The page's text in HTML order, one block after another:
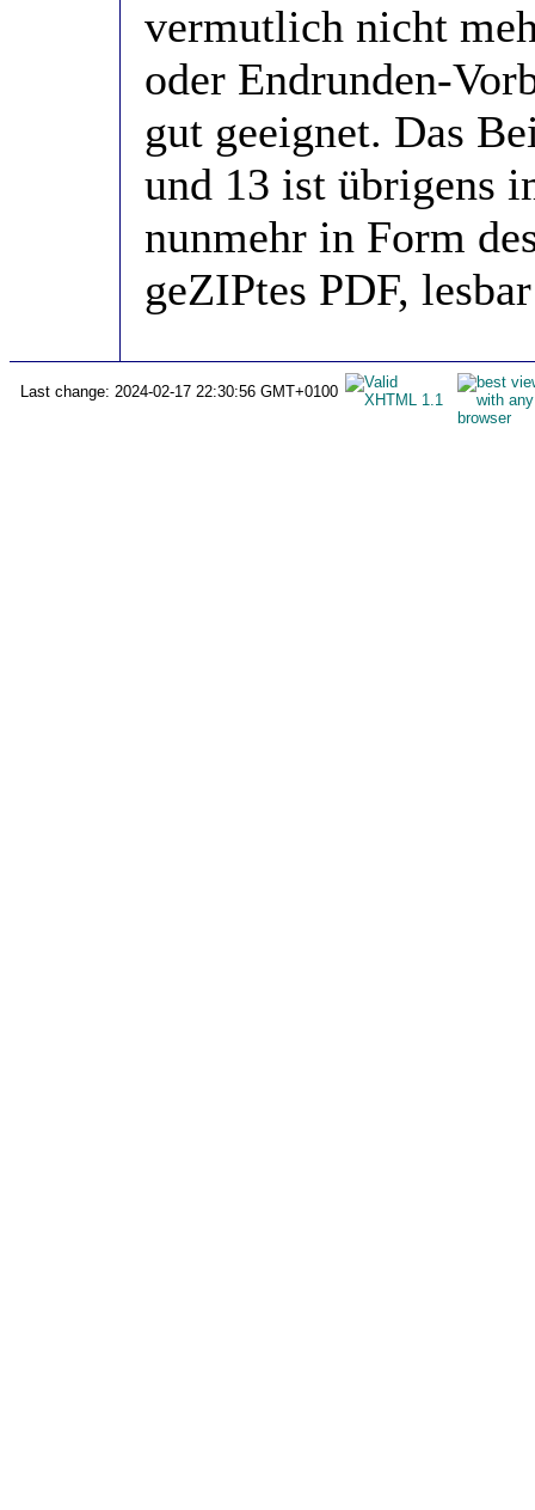
vermutlich nicht
oder Endrunden-
gut geeignet. Das
und 13 ist übrigens
nunmehr in Form
geZIPtes PDF,
Last change: 2024-02-17 22:30:56 GMT+0100